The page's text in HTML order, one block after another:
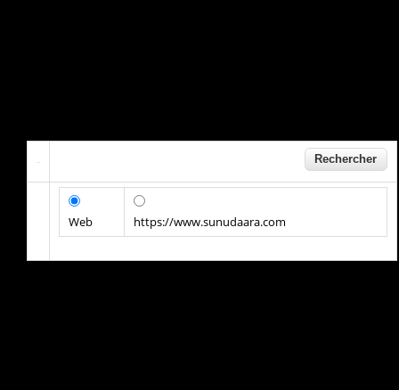
Web https://www.sunudaara.com